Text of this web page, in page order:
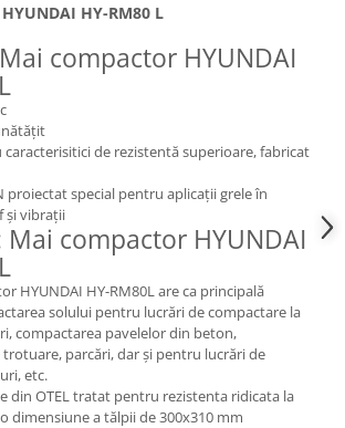
& Uscatoare
spalat &
spalat rufe
cu uscator
verticale
incorporabile
pamant
HY-RM80 L
compactor HYUNDAI
caracterisitici de rezistentă superioare, fabricat
proiectat special pentru aplicații grele în
și vibrații
Mai compactor HYUNDAI
HYUNDAI HY-RM80L are ca principală
solului pentru lucrări de compactare la
compactarea pavelelor din beton,
parcări, dar și pentru lucrări de
etc.
din OTEL tratat pentru rezistenta ridicata la
dimensiune a tălpii de 300x310 mm